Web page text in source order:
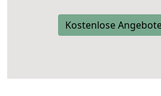
Kostenlose